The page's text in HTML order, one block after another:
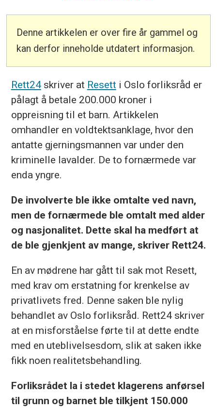
Denne artikkelen er over fire år gammel og
kan derfor inneholde utdatert informasjon.
Rett24skriver at Resett i Oslo forliksråd er
pålagt å betale 200.000 kroner i
oppreisning til et barn. Artikkelen
omhandler en voldtektsanklage, hvor den
antatte gjerningsmannen var under den
kriminelle lavalder. De to fornærmede var
enda yngre.
De involverte ble ikke omtalte ved navn,
men de fornærmede ble omtalt med alder
og nasjonalitet. Dette skal ha medført at
de ble gjenkjent av mange, skriver Rett24.
En av mødrene har gått til sak mot Resett,
med krav om erstatning for krenkelse av
privatlivets fred. Denne saken ble nylig
behandlet av Oslo forliksråd. Rett24 skriver
at en misforståelse førte til at dette endte
med en uteblivelsesdom, slik at saken ikke
fikk noen realitetsbehandling.
Forliksrådet la i stedet klagerens anførsel
til grunn og barnet ble tilkjent 150.000